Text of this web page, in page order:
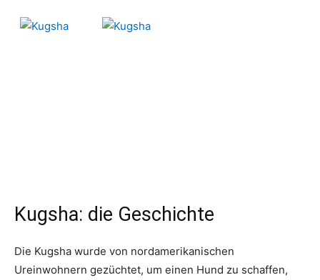
Kugsha: die Geschichte
Die Kugsha wurde von nordamerikanischen
Ureinwohnern gezüchtet, um einen Hund zu schaffen,